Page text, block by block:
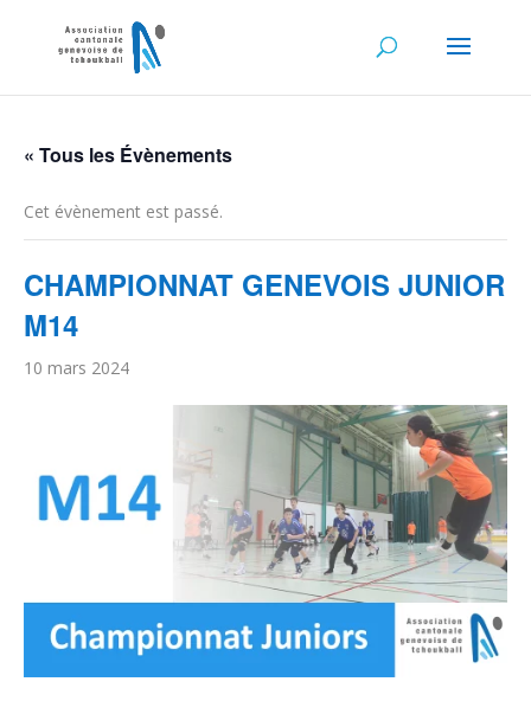
« Tous les Évènements
Cet évènement est passé.
CHAMPIONNAT GENEVOIS JUNIOR
M14
10 mars 2024